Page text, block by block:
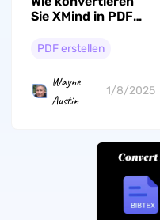
Sie XMind in PDF
einfach?
PDF erstellen
Wayne
Austin
1/8/2025